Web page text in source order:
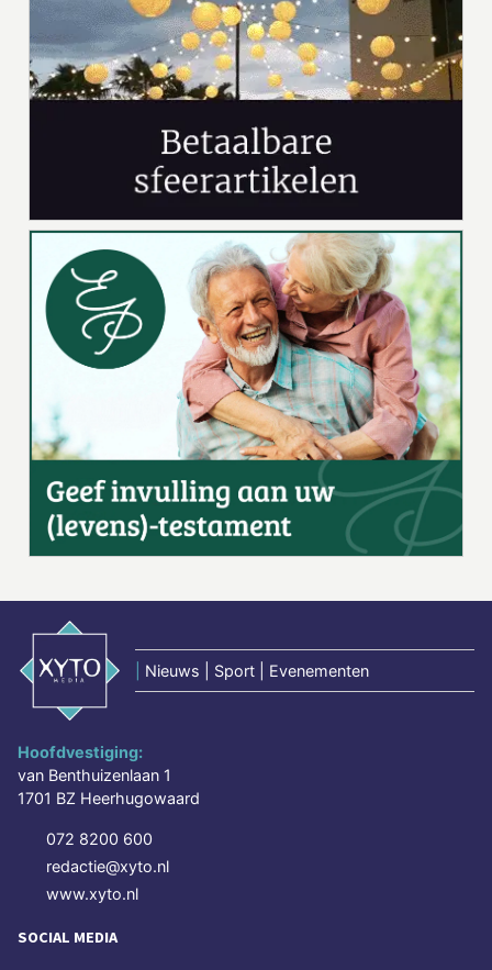
Nieuws | Sport | Evenementen
Hoofdvestiging:
van Benthuizenlaan 1
1701 BZ Heerhugowaard
072 8200 600
redactie@xyto.nl
www.xyto.nl
SOCIAL MEDIA